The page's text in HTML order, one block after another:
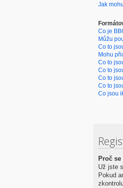
Jak
Co je
Můžu
Co to
Mohu
Co to
Co to
Co to
Co to
Co jsou
Proč
Už jste
Pokud